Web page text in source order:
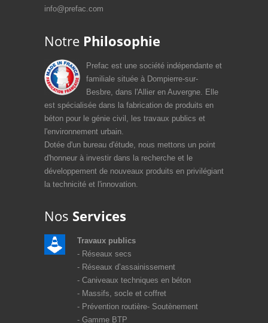
info@prefac.com
Notre Philosophie
Prefac est une société indépendante et
familiale située à Dompierre-sur-
Besbre, dans l'Allier en Auvergne. Elle
est spécialisée dans la fabrication de produits en
béton pour le génie civil, les travaux publics et
l'environnement urbain.
Dotée d'un bureau d'étude, nous mettons un point
d'honneur à investir dans la recherche et le
développement de nouveaux produits en privilégiant
la technicité et l'innovation.
Nos Services
Travaux publics
Réseaux secs
Réseaux d’assainissement
Caniveaux techniques en béton
Massifs, socle et coffret
Prévention routière Soutènement
Gamme BTP